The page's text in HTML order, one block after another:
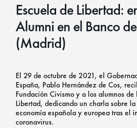
Escuela de Libertad:
Alumni en el Banco
(Madrid)
El 29 de octubre de 2021, el
España, Pablo Hernández de Cos,
Fundación Civismo y a los alumnos de
Libertad, dedicando un charla sobre
economía española y europea tras el
coronavirus.